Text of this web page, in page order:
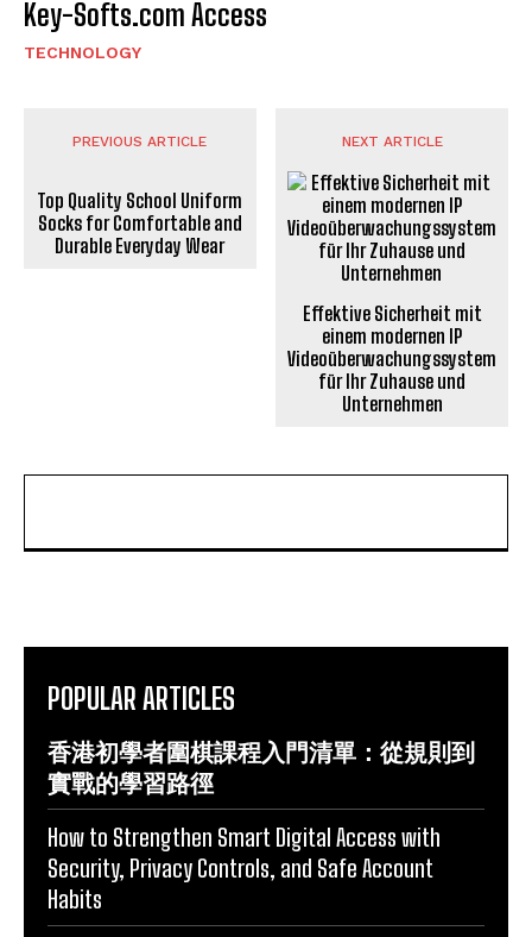
Key-Softs.com Access
TECHNOLOGY
PREVIOUS ARTICLE
Top Quality School Uniform
Socks for Comfortable and
Durable Everyday Wear
NEXT ARTICLE
Effektive Sicherheit mit
einem modernen IP
Videoüberwachungssystem
für Ihr Zuhause und
Unternehmen
POPULAR ARTICLES
香港初學者圍棋課程入門清單：從規則到
實戰的學習路徑
How to Strengthen Smart Digital Access with
Security, Privacy Controls, and Safe Account
Habits